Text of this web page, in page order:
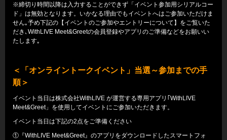
※締切り時間以降は入力することができず「イベント参加用シリアルコー
ド」は無効となります。いかなる理由でもイベントへはご参加いただけま
せん｡予め下記の【イベントのご参加やエントリーについて】をご覧いた
だき､WithLIVE Meet&Greetの会員登録やアプリのご準備などをお願いい
たします｡
＜「オンライントークイベント」当選～参加までの手
順＞
イベント当日は株式会社WithLIVE が運営する専用アプリ｢WithLIVE
Meet&Greet」を使用してイベントにご参加いただきます。
イベント当日は下記の2点をご準備ください
①『WithLIVE Meet&Greet』のアプリをダウンロードしたスマートフォ